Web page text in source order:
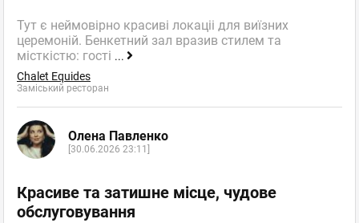
Тут є неймовірно красиві локаціі для виїзних
церемоній. Бенкетний зал вразив стилем та
місткістю: гості ...
Chalet Equides
Заміський ресторан
Олена Павленко
[30.06.2026 23:11]
Красиве та затишне місце, чудове
обслуговування